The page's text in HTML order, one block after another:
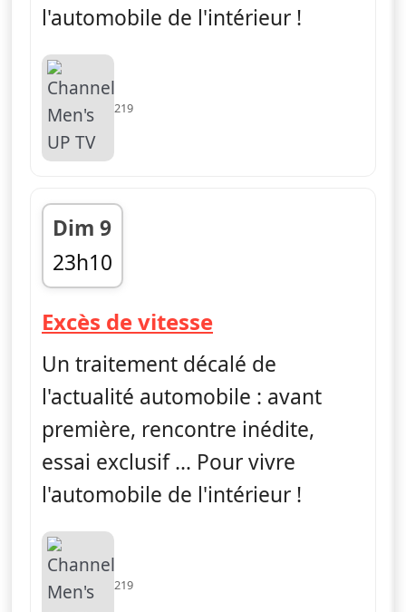
l'automobile de l'intérieur !
219
Dim 9
23h10
fin 23h30
Excès de vitesse— Excès de
Un traitement décalé de
l'actualité automobile : avant
première, rencontre inédite,
essai exclusif … Pour vivre
l'automobile de l'intérieur !
219